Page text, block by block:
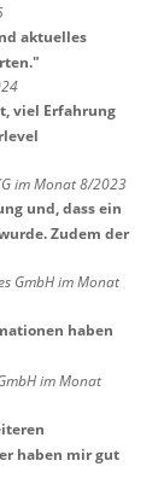
aktuelles
"
viel Erfahrung
im Monat 8/2023
und, dass ein
Zudem der
GmbH im Monat
haben
im Monat
haben mir gut